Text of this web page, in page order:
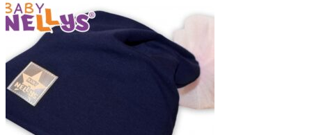
This
product
has
multiple
variants.
The
options
may
be
chosen
on